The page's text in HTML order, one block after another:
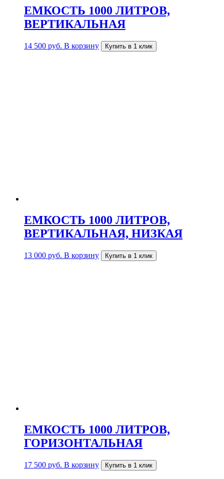
ЕМКОСТЬ 1000 ЛИТРОВ,
ВЕРТИКАЛЬНАЯ
14 500 руб. В корзину Купить в 1 клик
ЕМКОСТЬ 1000 ЛИТРОВ,
ВЕРТИКАЛЬНАЯ, НИЗКАЯ
13 000 руб. В корзину Купить в 1 клик
ЕМКОСТЬ 1000 ЛИТРОВ,
ГОРИЗОНТАЛЬНАЯ
17 500 руб. В корзину Купить в 1 клик